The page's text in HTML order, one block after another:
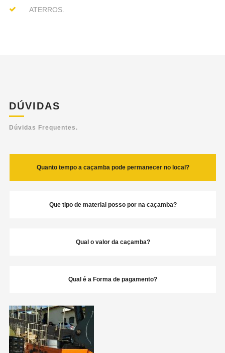
ATERROS.
DÚVIDAS
Dúvidas Frequentes.
Quanto tempo a caçamba pode permanecer no local?
Que tipo de material posso por na caçamba?
Qual o valor da caçamba?
Qual é a Forma de pagamento?